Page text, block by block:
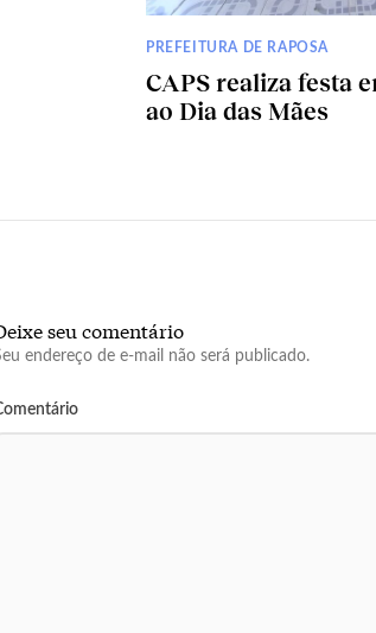
PREFEITURA DE RAPOSA
CAPS realiza festa
ao Dia das Mães
seu comentário
endereço de e-mail não será publicado.